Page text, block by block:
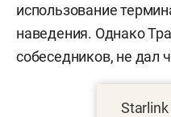
использование
наведения. Однако
собеседников, не дал
Starlink